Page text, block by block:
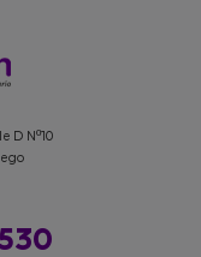
D Nº10